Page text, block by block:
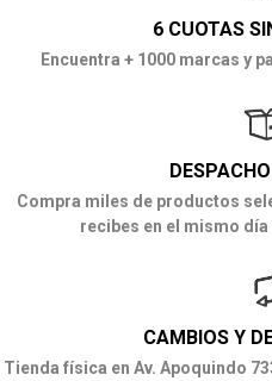
6 CUOTAS
Encuentra + 1000 marcas y
Compra miles de productos
recibes en el mismo
CAMBIOS Y
Tienda física en Av. Apoquindo